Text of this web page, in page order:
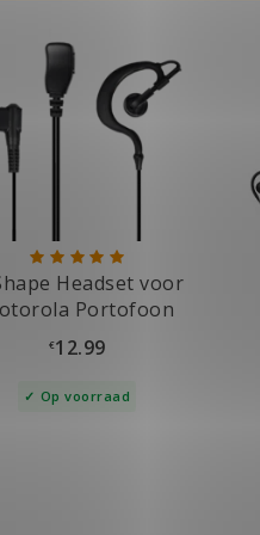
Headset voor
Portofoon
€12.99
Op voorraad